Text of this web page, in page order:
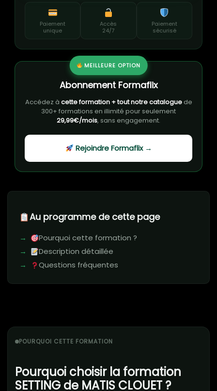
Au programme de cette page
Pourquoi cette formation ?
Description détaillée
Questions fréquentes
POURQUOI CETTE FORMATION
Pourquoi choisir la formation
SETTING de MATIS CLOUET ?
Paiement
unique
Accès
24/7
Paiement
sécurisé
MEILLEURE OPTION
Abonnement Formaflix
Accédez à cette formation + tout notre cataloguede
300+ formations en illimité pour seulement
29,99€/mois, sans engagement.
Rejoindre Formaflix →